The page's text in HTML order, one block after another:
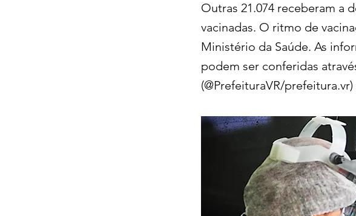
Outras 21.074 receberam a
vacinadas. O ritmo de
Ministério da Saúde. As
podem ser conferidas
(@PrefeituraVR/